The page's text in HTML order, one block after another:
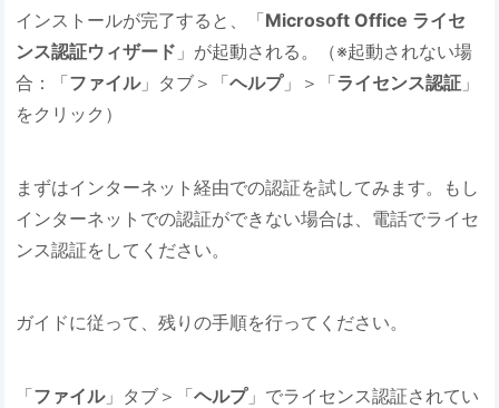
インストールが完了すると、「Microsoft Office ライセ
ンス認証ウィザード 」が起動される。（※起動されない場
合：「ファイル」タブ＞「ヘルプ」＞「ライセンス認証 」
をクリック）
まずはインターネット経由での認証を試してみます。もし
インターネットでの認証ができない場合は、電話でライセ
ンス認証をしてください。
ガイドに従って、残りの手順を行ってください。
「ファイル」タブ＞「ヘルプ」でライセンス認証されてい